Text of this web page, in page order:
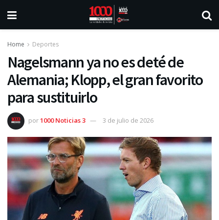
Home Deportes
Nagelsmann ya no es deté de
Alemania; Klopp, el gran favorito
para sustituirlo
por1000 Noticias 3 3 de julio de 2026